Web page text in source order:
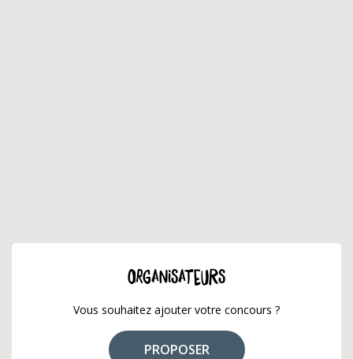
ORGANISATEURS
Vous souhaitez ajouter votre concours ?
PROPOSER